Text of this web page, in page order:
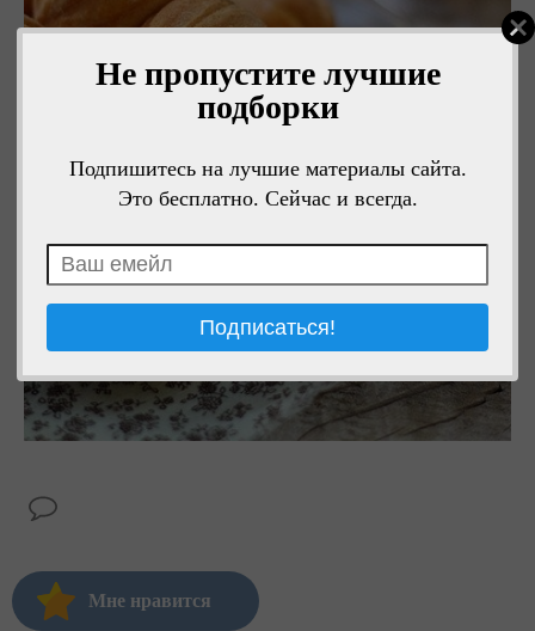
Не пропустите лучшие
подборки
Подпишитесь на лучшие материалы сайта.
Это бесплатно. Сейчас и всегда.
Мне нравится